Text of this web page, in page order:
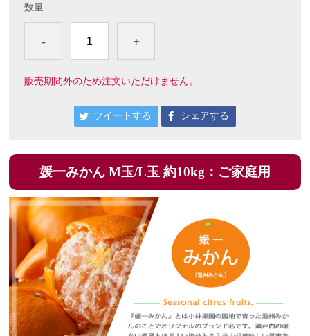
数量
- +
販売期間外のため注文いただけません。
ツイートする シェアする
媛一みかん M玉/L玉 約10kg：ご家庭用